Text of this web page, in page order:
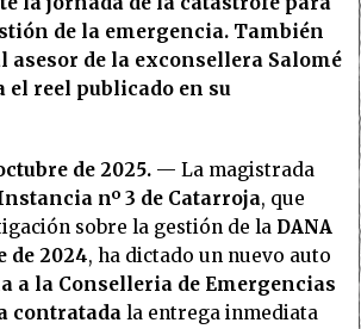
de la emergencia. También
asesor de la exconsellera Salomé
el reel publicado en su
de 2025. — La magistrada
nº 3 de Catarroja, que
sobre la gestión de la DANA
de 2024, ha dictado un nuevo auto
a la Conselleria de Emergencias
contratada la entrega inmediata